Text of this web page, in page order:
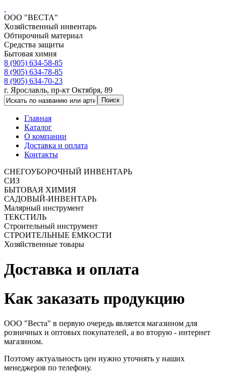
ООО "ВЕСТА"
Хозяйственный инвентарь
Обтирочный материал
Средства защиты
Бытовая химия
8 (905) 634-58-85
8 (905) 634-78-85
8 (905) 634-70-23
г. Ярославль, пр-кт Октября, 89
Главная
Каталог
О компании
Доставка и оплата
Контакты
СНЕГОУБОРОЧНЫЙ ИНВЕНТАРЬ
СИЗ
БЫТОВАЯ ХИМИЯ
САДОВЫЙ-ИНВЕНТАРЬ
Малярный инструмент
ТЕКСТИЛЬ
Строительный инструмент
СТРОИТЕЛЬНЫЕ ЕМКОСТИ
Хозяйственные товары
Доставка и оплата
Как заказать продукцию
ООО "Веста" в первую очередь является магазином для
розничных и оптовых покупателей, а во вторую - интернет
магазином.
Поэтому актуальность цен нужно уточнять у наших
менеджеров по телефону.